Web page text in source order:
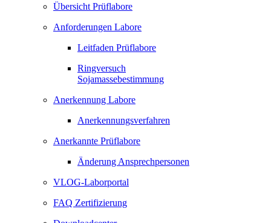
Übersicht Prüflabore
Anforderungen Labore
Leitfaden Prüflabore
Ringversuch
Sojamassebestimmung
Anerkennung Labore
Anerkennungsverfahren
Anerkannte Prüflabore
Änderung Ansprechpersonen
VLOG-Laborportal
FAQ Zertifizierung